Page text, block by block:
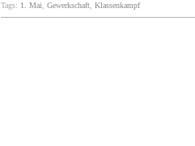
Tags: 1. Mai Gewerkschaft Klassenkampf